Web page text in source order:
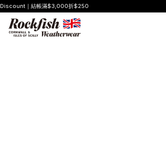
Discount｜結帳滿$3,000折$250